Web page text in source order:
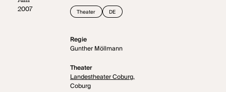
2007
Theater DE
Regie
Gunther Möllmann
Theater
Landestheater Coburg,
Coburg